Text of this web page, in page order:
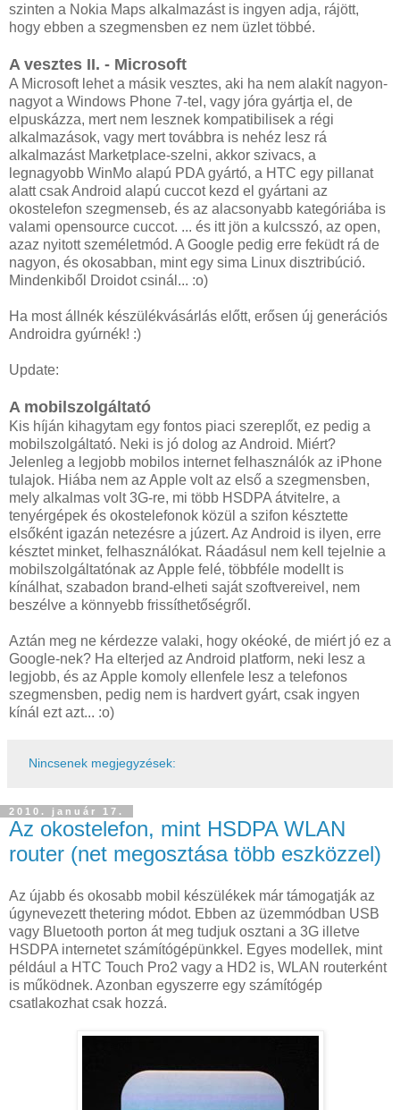
szinten a Nokia Maps alkalmazást is ingyen adja, rájött,
hogy ebben a szegmensben ez nem üzlet többé.
A vesztes II. - Microsoft
A Microsoft lehet a másik vesztes, aki ha nem alakít nagyon-
nagyot a Windows Phone 7-tel, vagy jóra gyártja el, de
elpuskázza, mert nem lesznek kompatibilisek a régi
alkalmazások, vagy mert továbbra is nehéz lesz rá
alkalmazást Marketplace-szelni, akkor szivacs, a
legnagyobb WinMo alapú PDA gyártó, a HTC egy pillanat
alatt csak Android alapú cuccot kezd el gyártani az
okostelefon szegmenseb, és az alacsonyabb kategóriába is
valami opensource cuccot. ... és itt jön a kulcsszó, az open,
azaz nyitott személetmód. A Google pedig erre feküdt rá de
nagyon, és okosabban, mint egy sima Linux disztribúció.
Mindenkiből Droidot csinál... :o)
Ha most állnék készülékvásárlás előtt, erősen új generációs
Androidra gyúrnék! :)
Update:
A mobilszolgáltató
Kis híján kihagytam egy fontos piaci szereplőt, ez pedig a
mobilszolgáltató. Neki is jó dolog az Android. Miért?
Jelenleg a legjobb mobilos internet felhasználók az iPhone
tulajok. Hiába nem az Apple volt az első a szegmensben,
mely alkalmas volt 3G-re, mi több HSDPA átvitelre, a
tenyérgépek és okostelefonok közül a szifon késztette
elsőként igazán netezésre a júzert. Az Android is ilyen, erre
késztet minket, felhasználókat. Ráadásul nem kell tejelnie a
mobilszolgáltatónak az Apple felé, többféle modellt is
kínálhat, szabadon brand-elheti saját szoftvereivel, nem
beszélve a könnyebb frissíthetőségről.
Aztán meg ne kérdezze valaki, hogy okéoké, de miért jó ez a
Google-nek? Ha elterjed az Android platform, neki lesz a
legjobb, és az Apple komoly ellenfele lesz a telefonos
szegmensben, pedig nem is hardvert gyárt, csak ingyen
kínál ezt azt... :o)
Nincsenek megjegyzések:
2010. január 17.
Az okostelefon, mint HSDPA WLAN
router (net megosztása több eszközzel)
Az újabb és okosabb mobil készülékek már támogatják az
úgynevezett thetering módot. Ebben az üzemmódban USB
vagy Bluetooth porton át meg tudjuk osztani a 3G illetve
HSDPA internetet számítógépünkkel. Egyes modellek, mint
például a HTC Touch Pro2 vagy a HD2 is, WLAN routerként
is működnek. Azonban egyszerre egy számítógép
csatlakozhat csak hozzá.